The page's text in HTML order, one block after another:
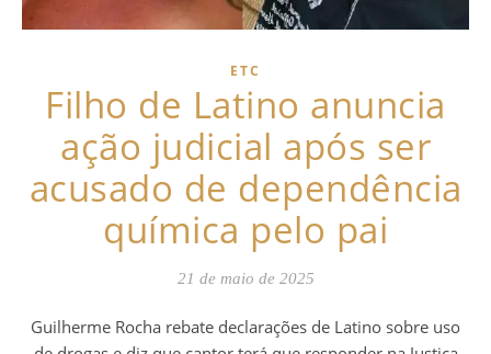
ETC
Filho de Latino anuncia
ação judicial após ser
acusado de dependência
química pelo pai
21 de maio de 2025
Guilherme Rocha rebate declarações de Latino sobre uso